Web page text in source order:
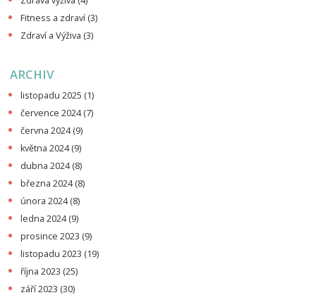
Fitness a zdraví (3)
Zdraví a Výživa (3)
ARCHIV
listopadu 2025 (1)
července 2024(7)
června 2024(9)
května 2024(9)
dubna 2024(8)
března 2024(8)
února 2024(8)
ledna 2024(9)
prosince 2023 (9)
listopadu 2023 (19)
října 2023 (25)
září 2023 (30)